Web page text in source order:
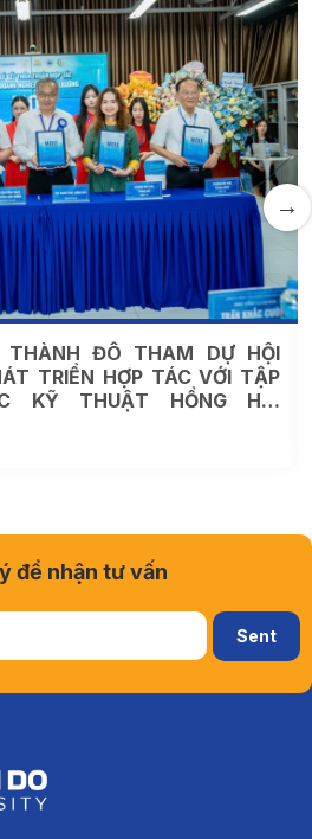
THÀNH ĐÔ THAM DỰ HỘI
TRIỂN HỢP TÁC VỚI TẬP
KỸ THUẬT HỒNG HẢI
để nhận tư vấn